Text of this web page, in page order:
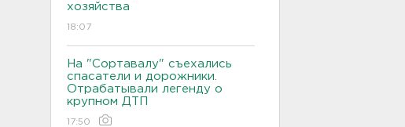
хозяйства
18:07
На "Сортавалу" съехались
спасатели и дорожники.
Отрабатывали легенду о
крупном ДТП
17:50